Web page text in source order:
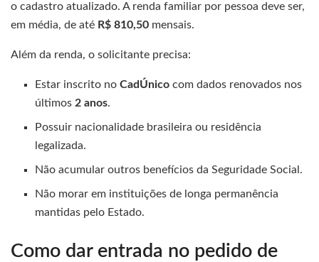
o cadastro atualizado. A renda familiar por pessoa deve ser,
em média, de até R$ 810,50 mensais.
Além da renda, o solicitante precisa:
Estar inscrito noCadÚnico com dados renovados nos
últimos 2 anos.
Possuir nacionalidade brasileira ou residência
legalizada.
Não acumular outros benefícios da Seguridade Social.
Não morar em instituições de longa permanência
mantidas pelo Estado.
Como dar entrada no pedido de